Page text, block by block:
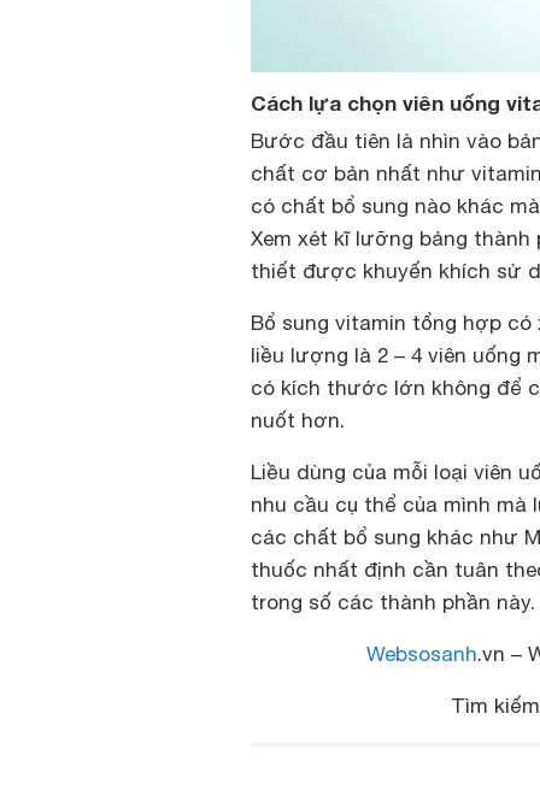
Cách lựa chọn viên uống
Bước đầu tiên là nhìn vào
chất cơ bản nhất như vitamin
có chất bổ sung nào khác
Xem xét kĩ lưỡng bảng
thiết được khuyến khích sử
Bổ sung vitamin tổng hợp
liều lượng là 2 – 4 viên uống
có kích thước lớn không để
nuốt hơn.
Liều dùng của mỗi loại viên
nhu cầu cụ thể của mình
các chất bổ sung khác như
thuốc nhất định cần tuân
trong số các thành phần này.
Websosanh.vn –
Tìm